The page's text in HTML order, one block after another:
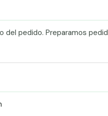
del pedido. Preparamos